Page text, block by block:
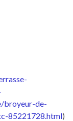
broyeur-de-
85221728.html)